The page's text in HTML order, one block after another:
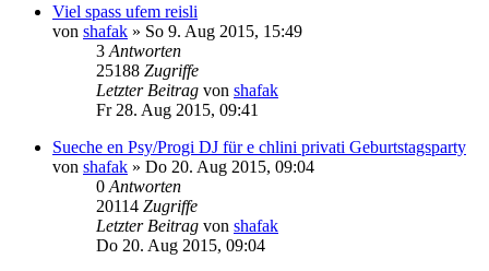
Viel spass ufem reisli
von shafak » So 9. Aug 2015, 15:49
3 Antworten
25188 Zugriffe
Letzter Beitrag von shafak
Fr 28. Aug 2015, 09:41
Sueche en Psy/Progi DJ für e chlini privati Geburtstagsparty
von shafak » Do 20. Aug 2015, 09:04
0 Antworten
20114 Zugriffe
Letzter Beitrag von shafak
Do 20. Aug 2015, 09:04